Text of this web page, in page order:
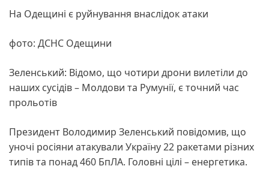
На Одещині є руйнування внаслідок атаки
фото: ДСНС Одещини
Зеленський: Відомо, що чотири дрони вилетіли до
наших сусідів – Молдови та Румунії, є точний час
прольотів
Президент Володимир Зеленський повідомив, що
уночі росіяни атакували Україну 22 ракетами різних
типів та понад 460 БпЛА. Головні цілі – енергетика.